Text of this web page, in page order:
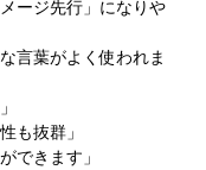
ージ先行」になりや
言葉がよく使われま
も抜群」
できます」